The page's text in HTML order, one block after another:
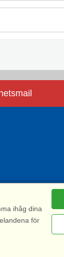
ihåg dina
för